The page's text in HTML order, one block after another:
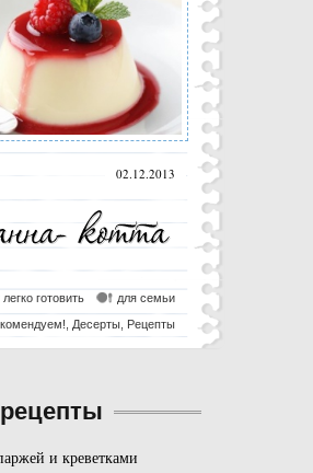
02.12.2013
для семьи
легко готовить
Десерты, Рецепты
и креветками